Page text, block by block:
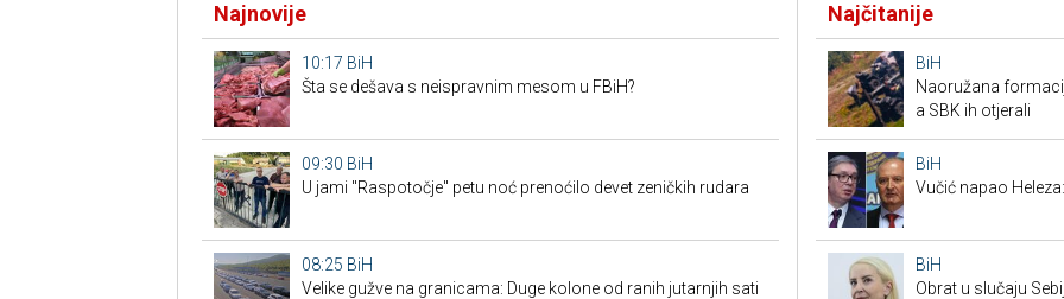
Najnovije
10:17 BiH
Šta se dešava s neispravnim mesom u FBiH?
09:30 BiH
U jami "Raspotočje" petu noć prenoćilo devet zeničkih rudara
08:25 BiH
Velike gužve na granicama: Duge kolone od ranih jutarnjih sati
Najčitanije
BiH
Naoružana
a SBK ih otjerali
BiH
Vučić napao
BiH
Obrat u slučaju